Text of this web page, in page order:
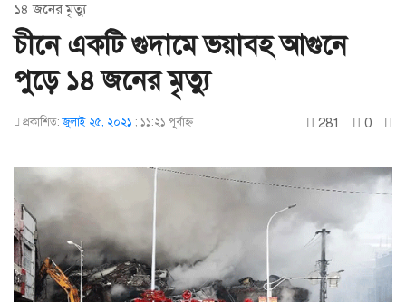
১৪ জনের মৃত্যু
চীনে একটি গুদামে ভয়াবহ আগুনে
পুড়ে ১৪ জনের মৃত্যু
প্রকাশিত:জুলাই ২৫, ২০২১ ; ১১:২১ পূর্বাহ্ণ 281 0